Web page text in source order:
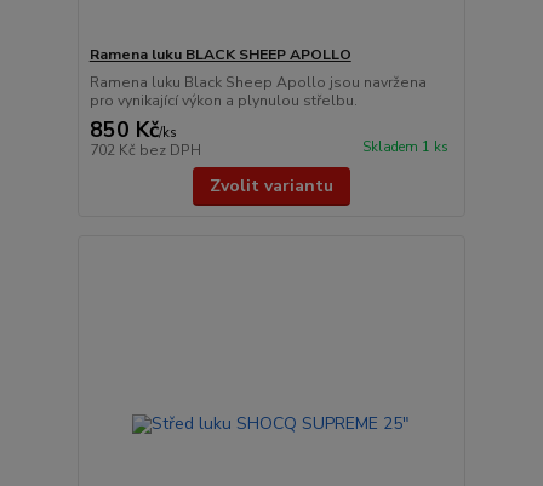
Ramena luku BLACK SHEEP APOLLO
Ramena luku Black Sheep Apollo jsou navržena
pro vynikající výkon a plynulou střelbu.
850 Kč/ks
702 Kč bez DPH Skladem 1 ks
Zvolit variantu